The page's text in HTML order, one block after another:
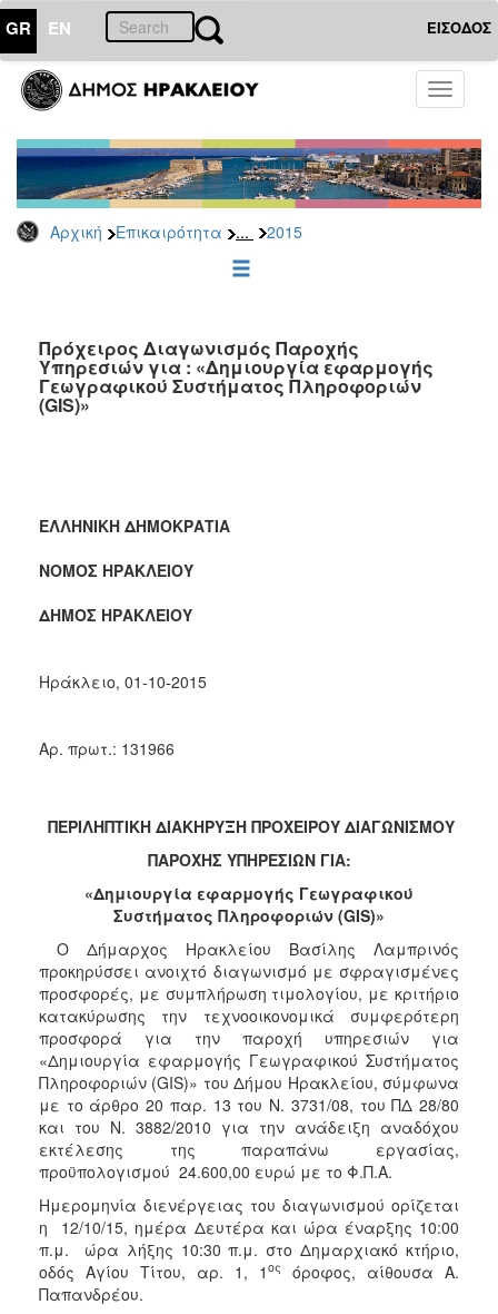
GR EN ΕΙΣΟΔΟΣ
Toggle
Αρχική Επικαιρότητα ... 2015
ΕΠΙΚΑΙΡΟΤΗΤΑ
-
Δημοπρασίες
Αρχείο
2026
2022
2021
2017
2016
ΔΗΜΟΤΗΣ
Πρόχειρος Διαγωνισμός Παροχής
Υπηρεσιών για : «Δημιουργία εφαρμογής
Γεωγραφικού Συστήματος Πληροφοριών
(GIS)»
ΕΛΛΗΝΙΚΗ ΔΗΜΟΚΡΑΤΙΑ
ΝΟΜΟΣ ΗΡΑΚΛΕΙΟΥ
ΔΗΜΟΣ ΗΡΑΚΛΕΙΟΥ
Ηράκλειο, 01-10-2015
Αρ. πρωτ.: 131966
ΠΕΡΙΛΗΠΤΙΚΗ ΔΙΑΚΗΡΥΞΗ ΠΡΟΧΕΙΡΟΥ ΔΙΑΓΩΝΙΣΜΟΥ
ΠΑΡΟΧΗΣ ΥΠΗΡΕΣΙΩΝ ΓΙΑ:
«Δημιουργία εφαρμογής Γεωγραφικού
Συστήματος Πληροφοριών (GIS)»
Ο Δήμαρχος Ηρακλείου Βασίλης Λαμπρινός
προκηρύσσει ανοιχτό διαγωνισμό με σφραγισμένες
προσφορές, με συμπλήρωση τιμολογίου, με κριτήριο
κατακύρωσης την τεχνοοικονομικά συμφερότερη
προσφορά για την παροχή υπηρεσιών για
«Δημιουργία εφαρμογής Γεωγραφικού Συστήματος
Πληροφοριών (GIS)» του Δήμου Ηρακλείου, σύμφωνα
με το άρθρο 20 παρ. 13 του Ν. 3731/08, του ΠΔ 28/80
και του Ν. 3882/2010 για την ανάδειξη αναδόχου
εκτέλεσης της παραπάνω εργασίας,
προϋπολογισμού 24.600,00 ευρώ με το Φ.Π.Α.
Ημερομηνία διενέργειας του διαγωνισμού ορίζεται
η 12/10/15, ημέρα Δευτέρα και ώρα έναρξης 10:00
π.μ. ώρα λήξης 10:30 π.μ. στο Δημαρχιακό κτήριο,
οδός Αγίου Τίτου, αρ. 1, 1 ος
όροφος, αίθουσα Α.
Παπανδρέου.